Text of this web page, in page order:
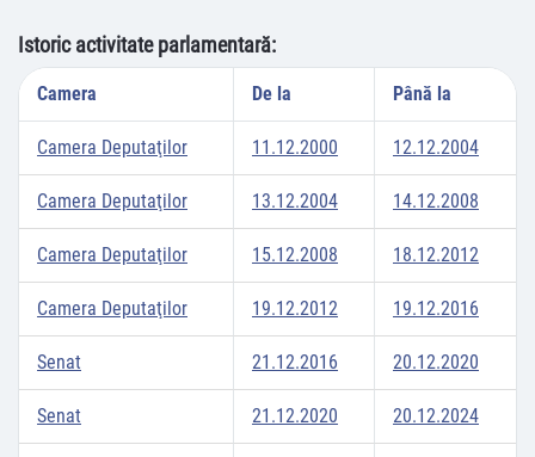
Istoric activitate parlamentară:
Camera De la Până la
Camera Deputaţilor 11.12.2000 12.12.2004
Camera Deputaţilor 13.12.2004 14.12.2008
Camera Deputaţilor 15.12.2008 18.12.2012
Camera Deputaţilor 19.12.2012 19.12.2016
Senat 21.12.2016 20.12.2020
Senat 21.12.2020 20.12.2024